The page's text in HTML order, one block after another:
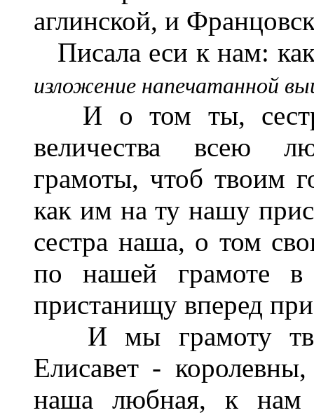
аглинской, и
Писала еси к нам:
изложение напечатанной
И о том ты,
величества всею
грамоты, чтоб твоим
как им на ту нашу
сестра наша, о том
по нашей грамоте в
пристанищу вперед
И мы грамоту
Елисавет -
наша любная, к нам